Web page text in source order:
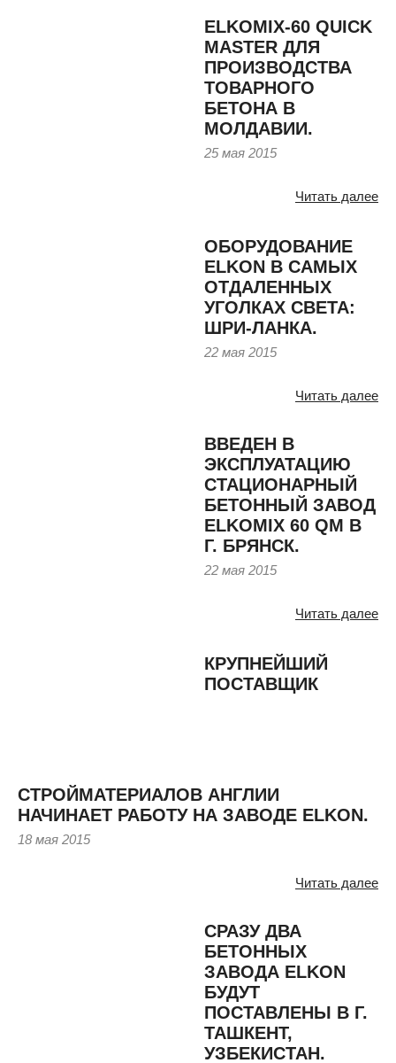
ELKOMIX-60 QUICK
MASTER ДЛЯ
ПРОИЗВОДСТВА
ТОВАРНОГО
БЕТОНА В
МОЛДАВИИ.
25 мая 2015
Читать далее
ОБОРУДОВАНИЕ
ELKON В САМЫХ
ОТДАЛЕННЫХ
УГОЛКАХ СВЕТА:
ШРИ-ЛАНКА.
22 мая 2015
Читать далее
ВВЕДЕН В
ЭКСПЛУАТАЦИЮ
СТАЦИОНАРНЫЙ
БЕТОННЫЙ ЗАВОД
ELKOMIX 60 QM В
Г. БРЯНСК.
22 мая 2015
Читать далее
КРУПНЕЙШИЙ
ПОСТАВЩИК
СТРОЙМАТЕРИАЛОВ АНГЛИИ
НАЧИНАЕТ РАБОТУ НА ЗАВОДЕ ELKON.
18 мая 2015
Читать далее
СРАЗУ ДВА
БЕТОННЫХ
ЗАВОДА ELKON
БУДУТ
ПОСТАВЛЕНЫ В Г.
ТАШКЕНТ,
УЗБЕКИСТАН.